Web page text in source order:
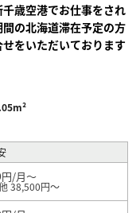
歳空港でお仕事をされ
の北海道滞在予定の方
をいただいております
円/月～
38,500円～